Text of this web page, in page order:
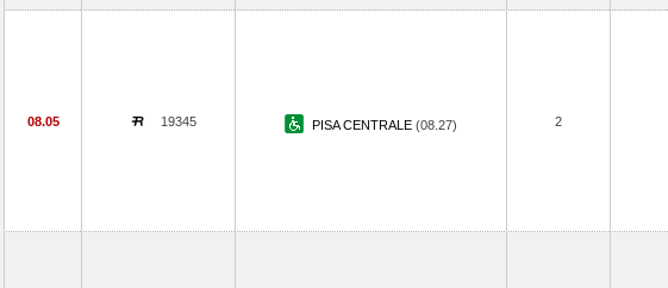
08.05 19345 PISA CENTRALE (08.27) 2